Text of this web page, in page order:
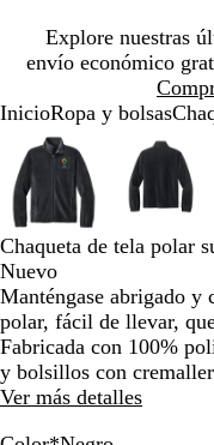
Explore nuestras
envío económico
Diapositiva
1
InicioRopa y bolsas
Imagen
ampliable
con
zoom
Ampliado
al
mínimo
Haga
clic
para
expandir
Use
la
tecla
de
más
(+)
y
menos
(-)
para
acercar/alejar
con
zoom
Imagen
con
zoom
mínimo
Haga
clic
para
Use
tecla
de
más
y
menos
(-)
para
Diapositiva
de
Chaqueta de tela polar
Nuevo
Manténgase abrigado y
polar, fácil de llevar,
Fabricada con 100%
y bolsillos con
Ver más detalles